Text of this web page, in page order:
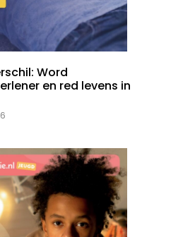
Word
en red levens in